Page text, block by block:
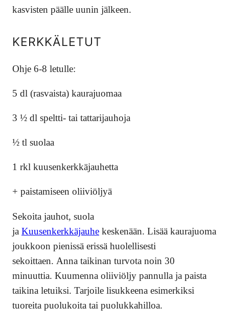
kasvisten päälle uunin jälkeen.
KERKKÄLETUT
Ohje 6-8 letulle:
5 dl (rasvaista) kaurajuomaa
3 ½ dl speltti- tai tattarijauhoja
½ tl suolaa
1 rkl kuusenkerkkäjauhetta
+ paistamiseen oliiviöljyä
Sekoita jauhot, suola
ja Kuusenkerkkäjauhe keskenään. Lisää kaurajuoma
joukkoon pienissä erissä huolellisesti
sekoittaen. Anna taikinan turvota noin 30
minuuttia. Kuumenna oliiviöljy pannulla ja paista
taikina letuiksi. Tarjoile lisukkeena esimerkiksi
tuoreita puolukoita tai puolukkahilloa.